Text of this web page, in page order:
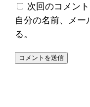
次回のコメン
自分の名前、メー
る。